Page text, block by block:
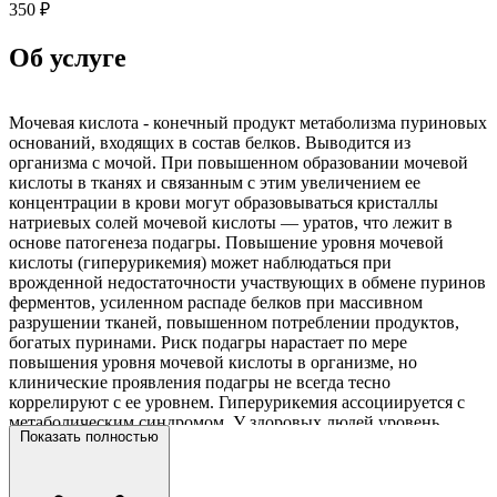
350 ₽
Об услуге
Мочевая кислота - конечный продукт метаболизма пуриновых
оснований, входящих в состав белков. Выводится из
организма с мочой. При повышенном образовании мочевой
кислоты в тканях и связанным с этим увеличением ее
концентрации в крови могут образовываться кристаллы
натриевых солей мочевой кислоты — уратов, что лежит в
основе патогенеза подагры. Повышение уровня мочевой
кислоты (гиперурикемия) может наблюдаться при
врожденной недостаточности участвующих в обмене пуринов
ферментов, усиленном распаде белков при массивном
разрушении тканей, повышенном потреблении продуктов,
богатых пуринами. Риск подагры нарастает по мере
повышения уровня мочевой кислоты в организме, но
клинические проявления подагры не всегда тесно
коррелируют с ее уровнем. Гиперурикемия ассоциируется с
метаболическим синдромом. У здоровых людей уровень
мочевой кислоты может несколько повышаться при высоком
Показать полностью